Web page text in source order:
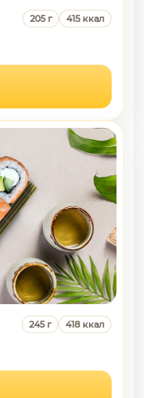
205 г 415 ккал
245 г 418 ккал